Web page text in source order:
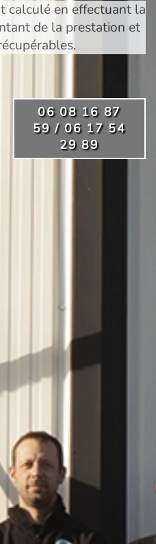
calculé en effectuant la
de la prestation et
06 08 16 87
59 / 06 17 54
29 89